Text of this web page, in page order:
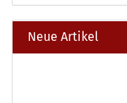
Neue Artikel